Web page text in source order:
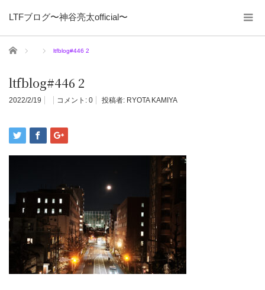
LTFブログ〜神谷亮太official〜
ホーム ltfblog#446 2
ltfblog#446 2
2022/2/19 コメント: 0 投稿者: RYOTA KAMIYA